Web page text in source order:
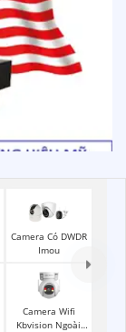
Camera Có DWDR
Imou
Camera Wifi
Kbvision Ngoài